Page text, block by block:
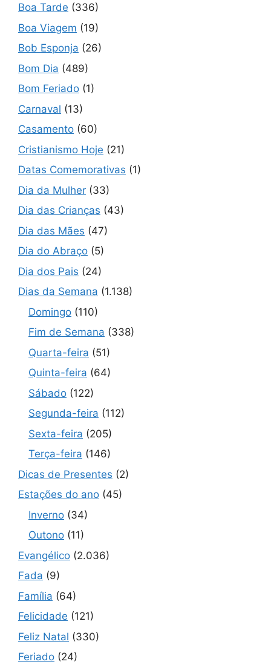
Boa Tarde (336)
Boa Viagem (19)
Bob Esponja (26)
Bom Dia (489)
Bom Feriado (1)
Carnaval (13)
Casamento (60)
Cristianismo Hoje (21)
Datas Comemorativas (1)
Dia da Mulher (33)
Dia das Crianças (43)
Dia das Mães (47)
Dia do Abraço (5)
Dia dos Pais (24)
Dias da Semana (1.138)
Domingo (110)
Fim de Semana (338)
Quarta-feira (51)
Quinta-feira (64)
Sábado (122)
Segunda-feira (112)
Sexta-feira (205)
Terça-feira (146)
Dicas de Presentes (2)
Estações do ano (45)
Inverno (34)
Outono (11)
Evangélico (2.036)
Fada (9)
Família (64)
Felicidade (121)
Feliz Natal (330)
Feriado (24)